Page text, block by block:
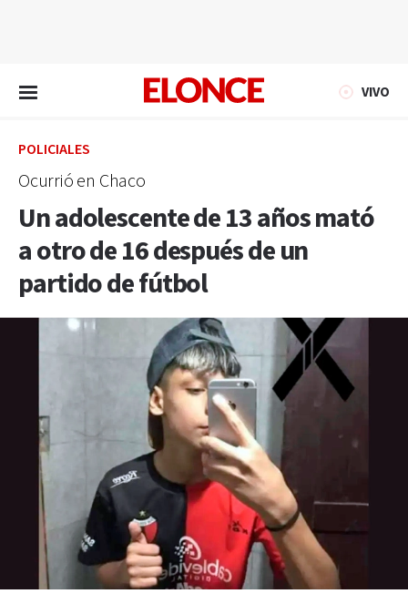
VIVO
POLICIALES
Ocurrió en Chaco
Un adolescente de 13 años mató
a otro de 16 después de un
partido de fútbol